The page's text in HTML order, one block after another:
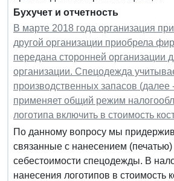
Бухучет и отчетность
В марте 2018 года организация
другой организации приобрела
передана сторонней организации
организации. Спецодежда
производственных запасов
применяет общий режим
логотипа включить в стоимость
По данному вопросу мы
связанные с нанесением
себестоимости спецодежды. В
нанесения логотипов в стоимость